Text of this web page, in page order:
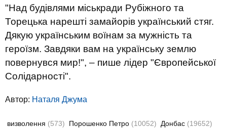
"Над будівлями міськради Рубіжного та
Торецька нарешті замайорів український стяг.
Дякую українським воїнам за мужність та
героїзм. Завдяки вам на українську землю
повернувся мир!", – пише лідер "Європейської
Солідарності".
Автор: Наталя Джума
визволення (573) Порошенко Петро (10052) Донбас (19652)